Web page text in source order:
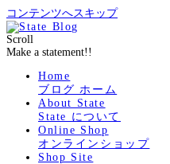
コンテンツへスキップ
Scroll
Make a statement!!
Home
ブログ ホーム
About State
State について
Online Shop
オンラインショップ
Shop Site